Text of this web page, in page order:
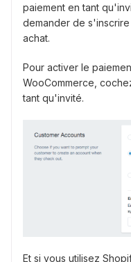
paiement en tant
demander de
achat.
Pour activer le
WooCommerce,
tant qu'invité.
Et si vous utilisez